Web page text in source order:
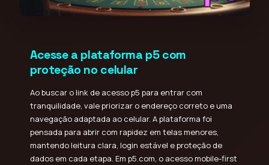
Acesse a plataforma p5 com
proteção no celular
Ao buscar o link de acesso p5 para entrar com
tranquilidade, vale priorizar o endereço correto e uma
navegação adaptada ao celular. A plataforma foi
pensada para abrir com rapidez em telas menores,
mantendo leitura clara, login estável e proteção de
dados em cada etapa. Em p5.com, o acesso mobile-first